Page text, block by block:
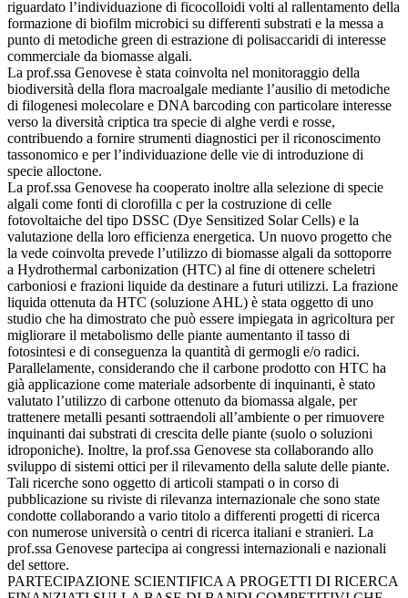
riguardato l’individuazione di ficocolloidi volti al rallentamento della
formazione di biofilm microbici su differenti substrati e la messa a
punto di metodiche green di estrazione di polisaccaridi di interesse
commerciale da biomasse algali.
La prof.ssa Genovese è stata coinvolta nel monitoraggio della
biodiversità della flora macroalgale mediante l’ausilio di metodiche
di filogenesi molecolare e DNA barcoding con particolare interesse
verso la diversità criptica tra specie di alghe verdi e rosse,
contribuendo a fornire strumenti diagnostici per il riconoscimento
tassonomico e per l’individuazione delle vie di introduzione di
specie alloctone.
La prof.ssa Genovese ha cooperato inoltre alla selezione di specie
algali come fonti di clorofilla c per la costruzione di celle
fotovoltaiche del tipo DSSC (Dye Sensitized Solar Cells) e la
valutazione della loro efficienza energetica. Un nuovo progetto che
la vede coinvolta prevede l’utilizzo di biomasse algali da sottoporre
a Hydrothermal carbonization (HTC) al fine di ottenere scheletri
carboniosi e frazioni liquide da destinare a futuri utilizzi. La frazione
liquida ottenuta da HTC (soluzione AHL) è stata oggetto di uno
studio che ha dimostrato che può essere impiegata in agricoltura per
migliorare il metabolismo delle piante aumentanto il tasso di
fotosintesi e di conseguenza la quantità di germogli e/o radici.
Parallelamente, considerando che il carbone prodotto con HTC ha
già applicazione come materiale adsorbente di inquinanti, è stato
valutato l’utilizzo di carbone ottenuto da biomassa algale, per
trattenere metalli pesanti sottraendoli all’ambiente o per rimuovere
inquinanti dai substrati di crescita delle piante (suolo o soluzioni
idroponiche). Inoltre, la prof.ssa Genovese sta collaborando allo
sviluppo di sistemi ottici per il rilevamento della salute delle piante.
Tali ricerche sono oggetto di articoli stampati o in corso di
pubblicazione su riviste di rilevanza internazionale che sono state
condotte collaborando a vario titolo a differenti progetti di ricerca
con numerose università o centri di ricerca italiani e stranieri. La
prof.ssa Genovese partecipa ai congressi internazionali e nazionali
del settore.
PARTECIPAZIONE SCIENTIFICA A PROGETTI DI RICERCA